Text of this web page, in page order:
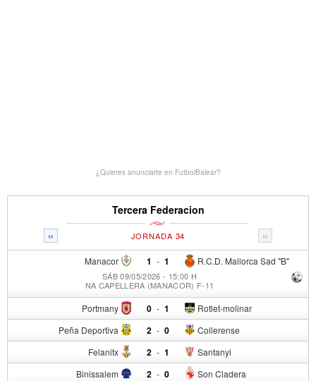
¿Quieres anunciarte en FutbolBalear?
Tercera Federacion
« »
JORNADA 34
Manacor 1 - R.C.D. Mallorca Sad "B"
1
SÁB 09/05/2026 - 15:00 H
NA CAPELLERA (MANACOR) F-11
Portmany 0 - Rotlet-molinar
1
Peña Deportiva 2 - Collerense
0
Felanitx 2 - Santanyi
1
Binissalem 2 - Son Cladera
0